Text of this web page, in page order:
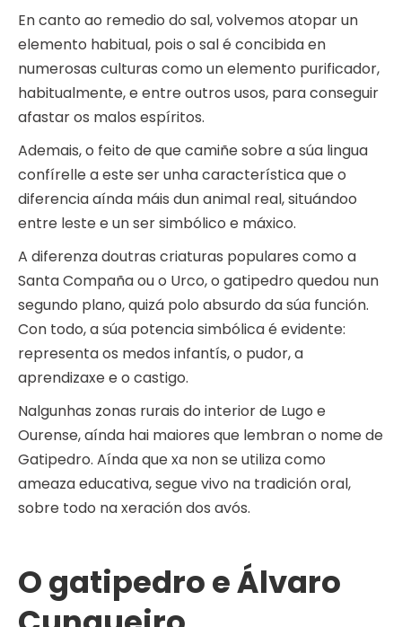
En canto ao remedio do sal, volvemos atopar un
elemento habitual, pois o sal é concibida en
numerosas culturas como un elemento purificador,
habitualmente, e entre outros usos, para conseguir
afastar os malos espíritos.
Ademais, o feito de que camiñe sobre a súa lingua
confírelle a este ser unha característica que o
diferencia aínda máis dun animal real, situándoo
entre leste e un ser simbólico e máxico.
A diferenza doutras criaturas populares como a
Santa Compaña ou o Urco, o gatipedro quedou nun
segundo plano, quizá polo absurdo da súa función.
Con todo, a súa potencia simbólica é evidente:
representa os medos infantís, o pudor, a
aprendizaxe e o castigo.
Nalgunhas zonas rurais do interior de Lugo e
Ourense, aínda hai maiores que lembran o nome de
Gatipedro. Aínda que xa non se utiliza como
ameaza educativa, segue vivo na tradición oral,
sobre todo na xeración dos avós.
O gatipedro e Álvaro